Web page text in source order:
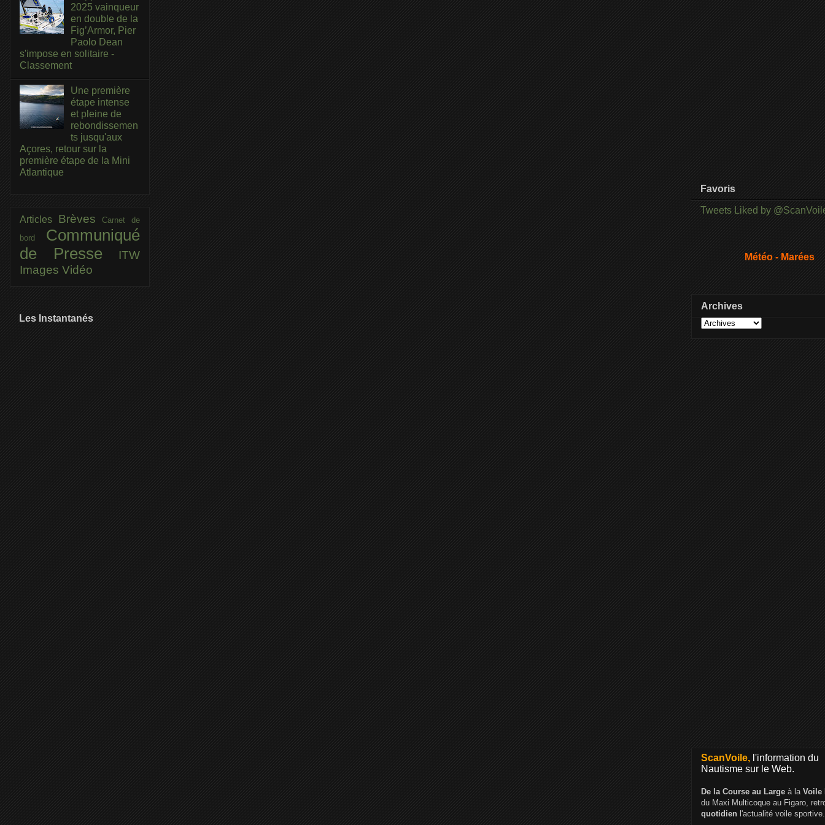
2025 vainqueur
en double de la
Fig’Armor, Pier
Paolo Dean
s'impose en solitaire -
Classement
Une première
étape intense
et pleine de
rebondissemen
ts jusqu'aux
Açores, retour sur la
première étape de la Mini
Atlantique
Articles BrèvesCarnet de
bord Communiqué
de Presse
ITW
Images Vidéo
Les Instantanés
Favoris
Tweets Liked by
Météo - Marées
Archives
ScanVoile, l'information du
Nautisme sur le Web.
De la Course au Large à la Voile
du Maxi Multicoque au Figaro,
quotidien l'actualité voile sportive.